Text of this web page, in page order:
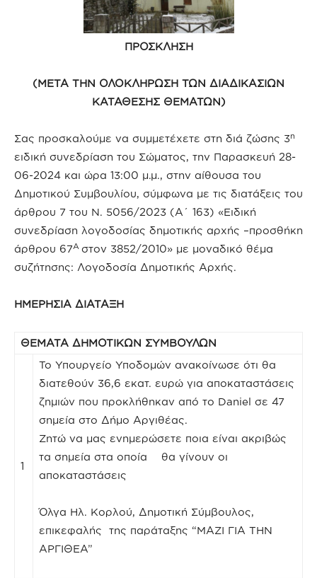
ΠΡΟΣΚΛΗΣΗ
(ΜΕΤΑ ΤΗΝ ΟΛΟΚΛΗΡΩΣΗ ΤΩΝ ΔΙΑΔΙΚΑΣΙΩΝ
ΚΑΤΑΘΕΣΗΣ ΘΕΜΑΤΩΝ)
Σας προσκαλούμε να συμμετέχετε στη διά ζώσης 3η
ειδική συνεδρίαση του Σώματος, την Παρασκευή 28-
06-2024 και ώρα 13:00 μ.μ., στην αίθουσα του
Δημοτικού Συμβουλίου, σύμφωνα με τις διατάξεις του
άρθρου 7 του Ν. 5056/2023 (Α΄ 163) «Ειδική
συνεδρίαση λογοδοσίας δημοτικής αρχής –προσθήκη
άρθρου 67Α στον 3852/2010» με μοναδικό θέμα
συζήτησης: Λογοδοσία Δημοτικής Αρχής.
ΗΜΕΡΗΣΙΑ ΔΙΑΤΑΞΗ
ΘΕΜΑΤΑ ΔΗΜΟΤΙΚΩΝ ΣΥΜΒΟΥΛΩΝ
1
Το Υπουργείο Υποδομών ανακοίνωσε ότι θα
διατεθούν 36,6 εκατ. ευρώ για αποκαταστάσεις
ζημιών που προκλήθηκαν από το Daniel σε 47
σημεία στο Δήμο Αργιθέας.
Ζητώ να μας ενημερώσετε ποια είναι ακριβώς
τα σημεία στα οποία θα γίνουν οι
αποκαταστάσεις
Όλγα Hλ. Κορλού, Δημοτική Σύμβουλος,
επικεφαλής της παράταξης “ΜΑΖΙ ΓΙΑ ΤΗΝ
ΑΡΓΙΘΕΑ”